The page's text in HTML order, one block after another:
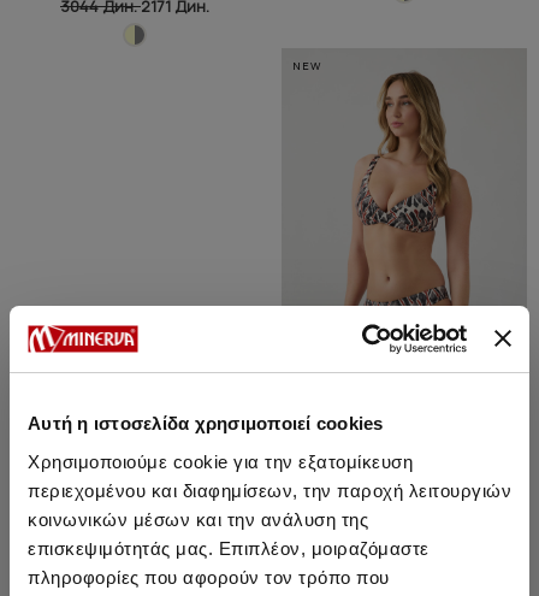
Αυτή η ιστοσελίδα χρησιμοποιεί cookies
Χρησιμοποιούμε cookie για την εξατομίκευση
περιεχομένου και διαφημίσεων, την παροχή λειτουργιών
κοινωνικών μέσων και την ανάλυση της
επισκεψιμότητάς μας. Επιπλέον, μοιραζόμαστε
πληροφορίες που αφορούν τον τρόπο που
3044 Дин.2171 Дин.
NEW
Ozma Rio osnovni bikini donji
deo
1888 Дин.